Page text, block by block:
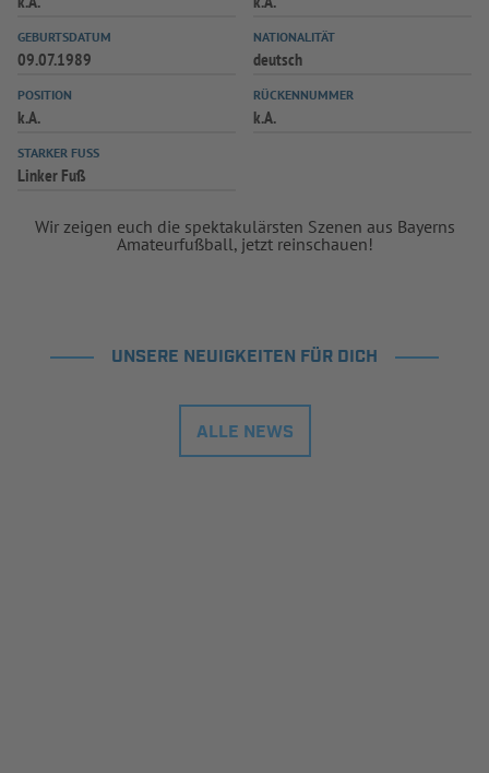
SPIELPLUS
GEBURTSDATUM
09.07.1989
NATIONALITÄT
deutsch
POSITION
k.A.
RÜCKENNUMMER
k.A.
STARKER FUSS
Linker Fuß
Wir zeigen euch die spektakulärsten Szenen aus Bayerns
Amateurfußball, jetzt reinschauen!
UNSERE NEUIGKEITEN FÜR DICH
ALLE NEWS